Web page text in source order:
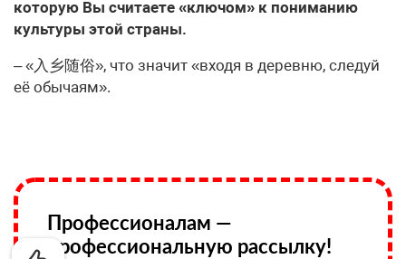
которую Вы считаете «ключом» к пониманию
культуры этой страны.
– «入乡随俗», что значит «входя в деревню, следуй
её обычаям».
Профессионалам —
профессиональную рассылку!